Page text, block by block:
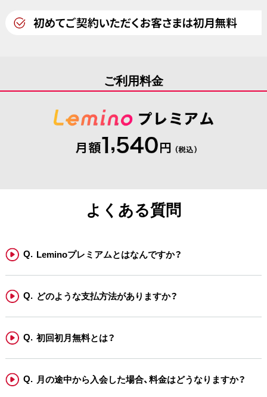
ご利用料金
よくある質問
Leminoプレミアムとはなんですか？
どのような支払方法がありますか？
初回初月無料とは？
月の途中から入会した場合、料金はどうなりますか？